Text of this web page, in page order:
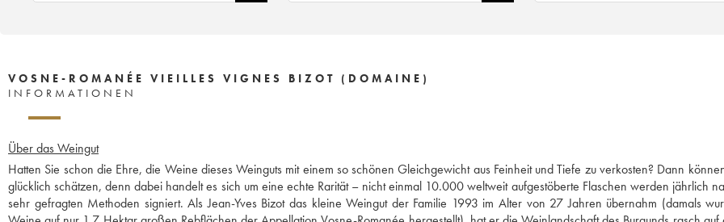
VOSNE-ROMANÉE VIEILLES VIGNES BIZOT (DOMAINE)
INFORMATIONEN
Über das Weingut
Hatten Sie schon die Ehre, die Weine dieses Weinguts mit einem so schönen Gleichgewicht aus Feinheit und Tiefe zu verkosten? Dann
glücklich schätzen, denn dabei handelt es sich um eine echte Rarität – nicht einmal 10.000 weltweit aufgestöberte Flaschen werden jährlich
sehr gefragten Methoden signiert. Als Jean-Yves Bizot das kleine Weingut der Familie 1993 im Alter von 27 Jahren übernahm (damals